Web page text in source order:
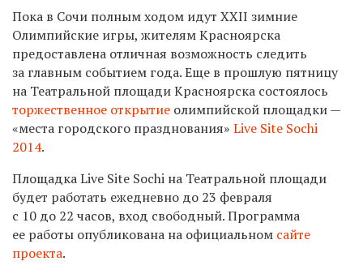
Пока в Сочи полным ходом идут XXII зимние
Олимпийские игры, жителям Красноярска
предоставлена отличная возможность следить
за главным событием года. Еще в прошлую пятницу
на Театральной площади Красноярска состоялось
торжественное открытие олимпийской площадки —
«места городского празднования» Live Site Sochi
2014.
Площадка Live Site Sochi на Театральной площади
будет работать ежедневно до 23 февраля
с 10 до 22 часов, вход свободный. Программа
ее работы опубликована на официальном сайте
проекта.